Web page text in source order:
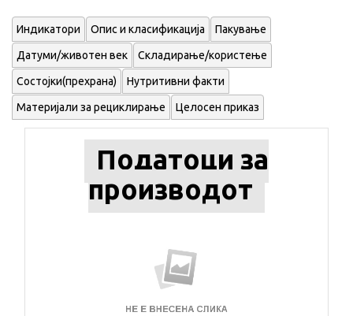
Индикатори Опис и класификација Пакување
Датуми/животен век Складирање/користење
Состојки(прехрана) Нутритивни факти
Материјали за рециклирање Целосен приказ
Податоци за
производот